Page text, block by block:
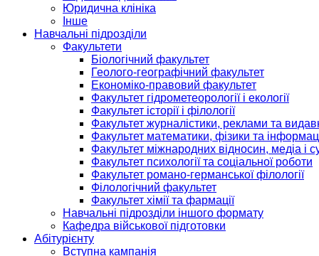
Юридична клініка
Інше
Навчальні підрозділи
Факультети
Біологічний факультет
Геолого-географічний факультет
Економіко-правовий факультет
Факультет гідрометеорології і екології
Факультет історії і філології
Факультет журналістики, реклами та
Факультет математики, фізики та
Факультет міжнародних відносин, медіа і
Факультет психології та соціальної роботи
Факультет романо-германської філології
Філологічний факультет
Факультет хімії та фармації
Навчальні підрозділи іншого формату
Кафедра військової підготовки
Абітурієнту
Вступна кампанія